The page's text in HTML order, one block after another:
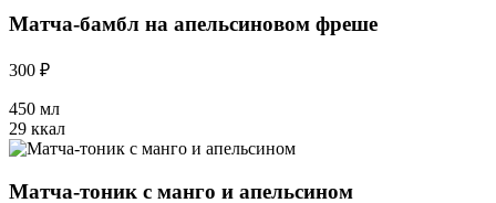
Матча-бамбл на апельсиновом фреше
300 ₽
450 мл
29 ккал
Матча-тоник с манго и апельсином